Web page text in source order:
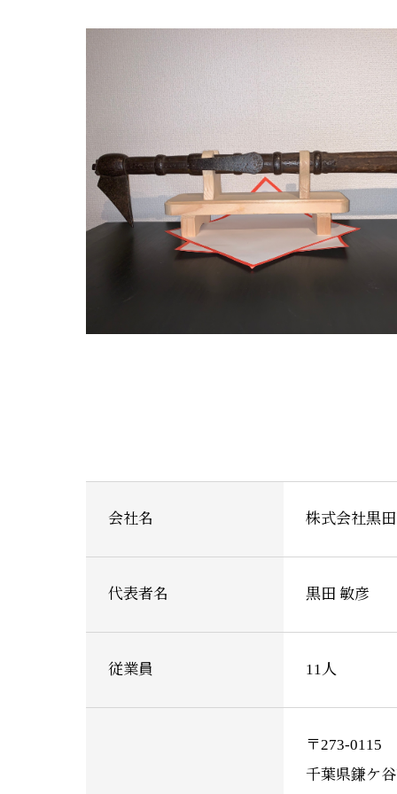
会社名 株式会社黒
代表者名 黒田 敏彦
従業員 11人
〒273-0115
千葉県鎌ケ